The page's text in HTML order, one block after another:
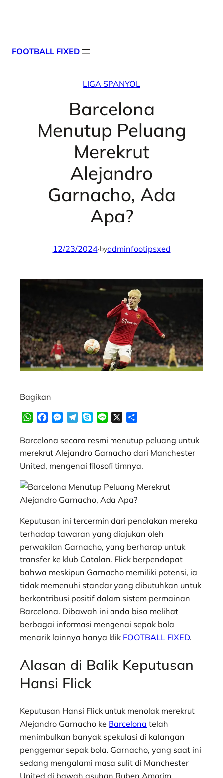
FOOTBALL FIXED
LIGA SPANYOL
Barcelona
Menutup Peluang
Merekrut
Alejandro
Garnacho, Ada
Apa?
12/23/2024·byadminfootipsxed
Bagikan
W
a
t
s
A
p
c
e
o
o
M
s
s
n
g
r
l
e
r
a
y
p
e
n
e
a
r
Barcelona secara resmi menutup peluang untuk
merekrut Alejandro Garnacho dari Manchester
United, mengenai filosofi timnya.
Keputusan ini tercermin dari penolakan mereka
terhadap tawaran yang diajukan oleh
perwakilan Garnacho, yang berharap untuk
transfer ke klub Catalan. Flick berpendapat
bahwa meskipun Garnacho memiliki potensi, ia
tidak memenuhi standar yang dibutuhkan untuk
berkontribusi positif dalam sistem permainan
Barcelona. Dibawah ini anda bisa melihat
berbagai informasi mengenai sepak bola
menarik lainnya hanya klik FOOTBALL FIXED.
Alasan di Balik Keputusan
Hansi Flick
Keputusan Hansi Flick untuk menolak merekrut
Alejandro Garnacho ke Barcelona telah
menimbulkan banyak spekulasi di kalangan
penggemar sepak bola. Garnacho, yang saat ini
sedang mengalami masa sulit di Manchester
United di bawah asuhan Ruben Amorim,